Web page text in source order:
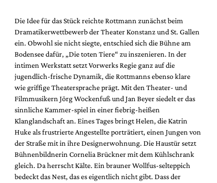
Suche
Die Idee für das Stück reichte Rottmann zunächst beim
Dramatikerwettbewerb der Theater Konstanz und St. Gallen
ein. Obwohl sie nicht siegte, entschied sich die Bühne am
Bodensee dafür, „Die toten Tiere“ zu inszenieren. In der
intimen Werkstatt setzt Vorwerks Regie ganz auf die
jugendlich-frische Dynamik, die Rottmanns ebenso klare
wie griffige Theatersprache prägt. Mit den Theater- und
Filmmusikern Jörg Wockenfuß und Jan Beyer siedelt er das
sinnliche Kammer-spiel in einer fiebrig-heißen
Klanglandschaft an. Eines Tages bringt Helen, die Katrin
Huke als frustrierte Angestellte porträtiert, einen Jungen von
der Straße mit in ihre Designerwohnung. Die Haustür setzt
Bühnenbildnerin Cornelia Brückner mit dem Kühlschrank
gleich. Da herrscht Kälte. Ein brauner Wollfus-selteppich
bedeckt das Nest, das es eigentlich nicht gibt. Dass der